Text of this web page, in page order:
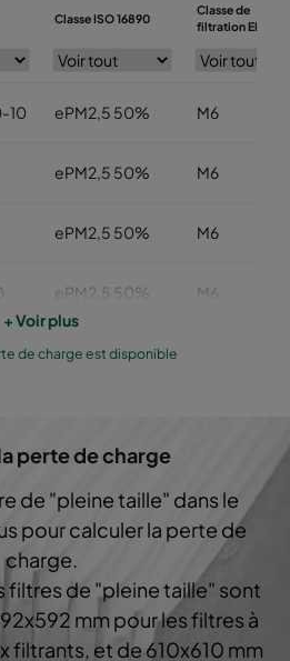
Classe ISO 16890
Classe de
filtration EN779
10 ePM2,5 50% M6
ePM2,5 50% M6
ePM2,5 50% M6
ePM2,5 50% M6
ePM2,5 50%
ePM2,5 50%
10 ePM2,5 50% M6
ePM2,5 50% M6
ePM2,5 50% M6
+ Voir plus
de charge est disponible
perte de charge
de "pleine taille" dans le
pour calculer la perte de
charge.
filtres de "pleine taille" sont
mm pour les filtres à
filtrants, et de 610x610 mm